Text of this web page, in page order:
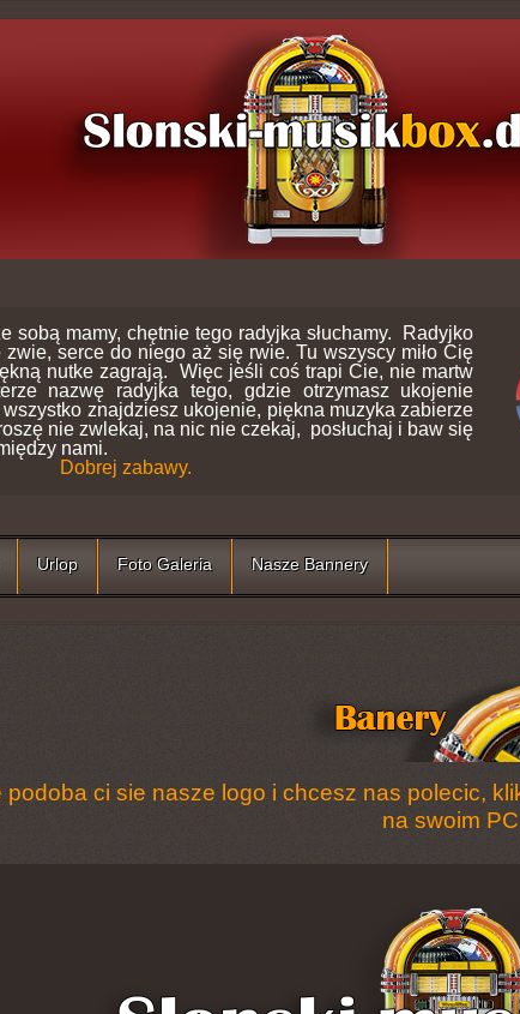
sobą mamy, chętnie tego radyjka słuchamy. Radyjko
serce do niego aż się rwie. Tu wszyscy miło Cię
nutke zagrają. Więc jeśli coś trapi Cie, nie martw
nazwę radyjka tego, gdzie otrzymasz ukojenie
znajdziesz ukojenie, piękna muzyka zabierze
nie zwlekaj, na nic nie czekaj, posłuchaj i baw się
nami.
Dobrej zabawy.
Urlop Foto Galeria Nasze Bannery
podoba ci sie nasze logo i chcesz nas polecic,
na swoim PC